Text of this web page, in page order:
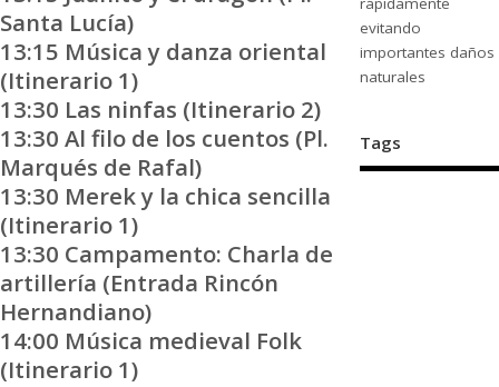
Santa Lucía)
13:15 Música y danza oriental
(Itinerario 1)
13:30 Las ninfas (Itinerario 2)
13:30 Al filo de los cuentos (Pl.
Marqués de Rafal)
13:30 Merek y la chica sencilla
(Itinerario 1)
13:30 Campamento: Charla de
artillería (Entrada Rincón
Hernandiano)
14:00 Música medieval Folk
(Itinerario 1)
evitando
importantes daños
naturales
Tags